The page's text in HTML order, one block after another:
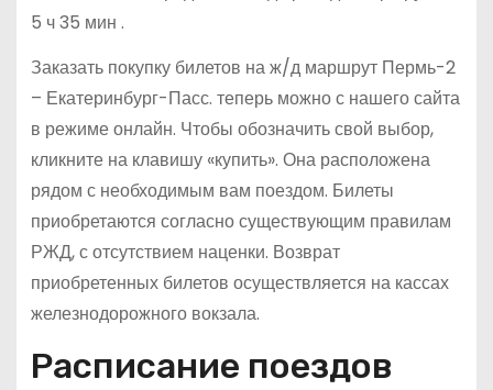
5 ч 35 мин .
Заказать покупку билетов на ж/д маршрут Пермь-2
– Екатеринбург-Пасс. теперь можно с нашего сайта
в режиме онлайн. Чтобы обозначить свой выбор,
кликните на клавишу «купить». Она расположена
рядом с необходимым вам поездом. Билеты
приобретаются согласно существующим правилам
РЖД, с отсутствием наценки. Возврат
приобретенных билетов осуществляется на кассах
железнодорожного вокзала.
Расписание поездов